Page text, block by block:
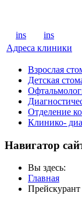
ins
ins
Адреса клиники
Взрослая
Детская
Отделение
Клинико-
Навигатор
Вы здесь:
Главная
Прейскурант